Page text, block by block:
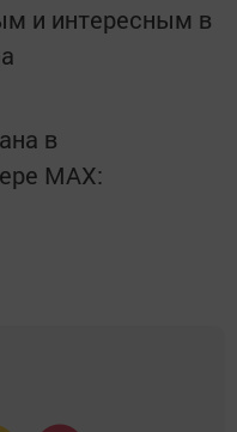
и интересным в
в
MАХ: